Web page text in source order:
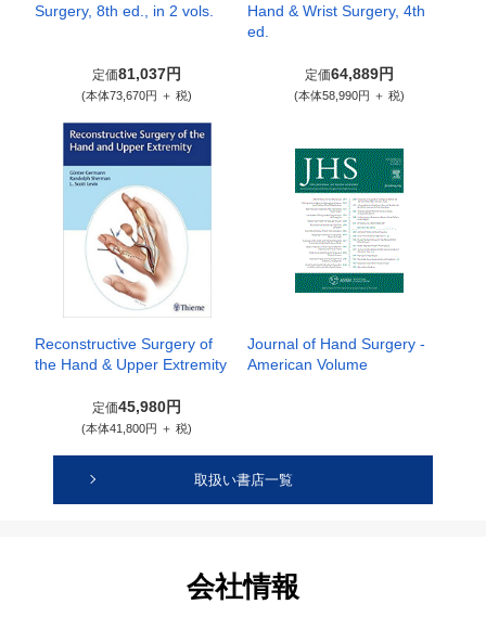
Surgery, 8th ed., in 2 vols.
定価81,037円
(本体73,670円 ＋ 税)
Hand & Wrist Surgery, 4th
ed.
定価64,889円
(本体58,990円 ＋ 税)
Reconstructive Surgery of
the Hand & Upper Extremity
定価45,980円
(本体41,800円 ＋ 税)
Journal of Hand Surgery -
American Volume
取扱い書店一覧
会社情報